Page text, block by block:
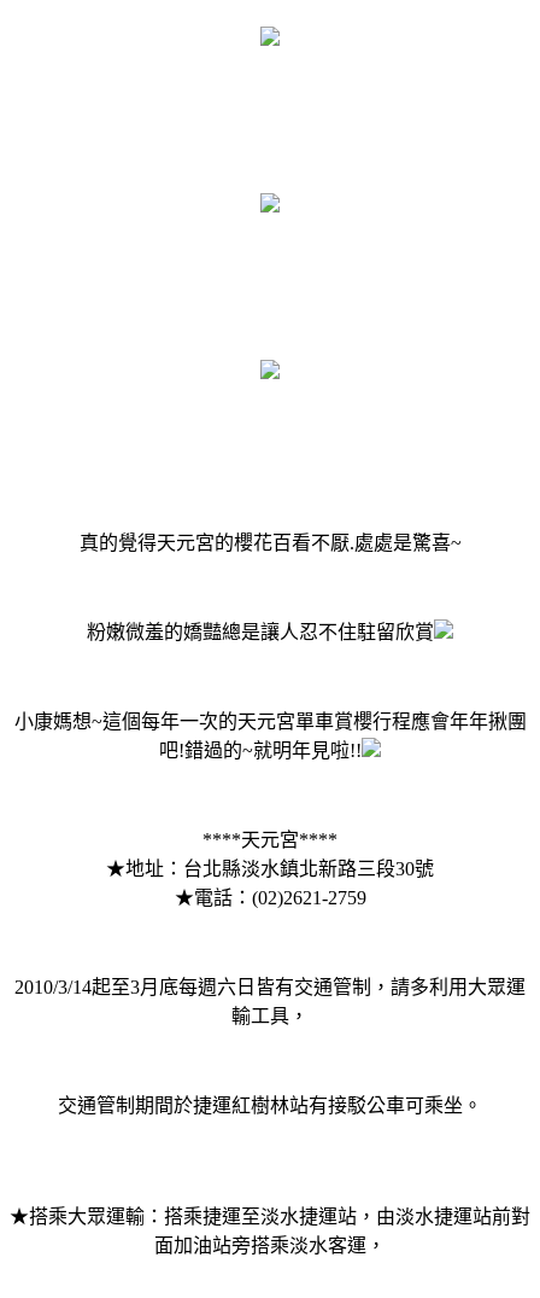
真的覺得天元宮的櫻花百看不厭.處處是驚喜~
粉嫩微羞的嬌豔總是讓人忍不住駐留欣賞
小康媽想~這個每年一次的天元宮單車賞櫻行程應會年年揪團
吧!錯過的~就明年見啦!!
****天元宮****
★地址：台北縣淡水鎮北新路三段30號
★電話：(02)2621-2759
2010/3/14起至3月底每週六日皆有交通管制，請多利用大眾運
輸工具，
交通管制期間於捷運紅樹林站有接駁公車可乘坐。
★搭乘大眾運輸：搭乘捷運至淡水捷運站，由淡水捷運站前對
面加油站旁搭乘淡水客運，